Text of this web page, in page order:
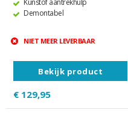
Kunstof aantrekhulp
Demontabel
NIET MEER LEVERBAAR
Bekijk product
€ 129,95